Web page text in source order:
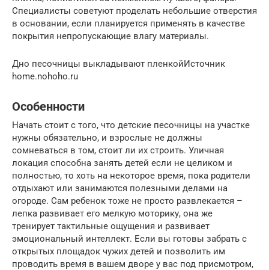
Специалисты советуют проделать небольшие отверстия
в основании, если планируется применять в качестве
покрытия непропускающие влагу материалы.
Дно песочницы выкладывают пленкойИсточник
home.nohoho.ru
Особенности
Начать стоит с того, что детские песочницы на участке
нужны обязательно, и взрослые не должны
сомневаться в том, стоит ли их строить. Уличная
локация способна занять детей если не целиком и
полностью, то хоть на некоторое время, пока родители
отдыхают или занимаются полезными делами на
огороде. Сам ребенок тоже не просто развлекается –
лепка развивает его мелкую моторику, она же
тренирует тактильные ощущения и развивает
эмоциональный интеллект. Если вы готовы забрать с
открытых площадок чужих детей и позволить им
проводить время в вашем дворе у вас под присмотром,